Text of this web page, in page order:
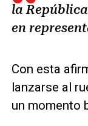
la
en
Con esta
lanzarse al
un momento